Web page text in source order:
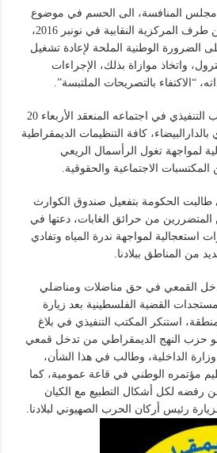
مجلس المنافسة، الى الحسم في موضوع
المحروقات المحال عليه من طرف المركزية النقابية في نونبر 2016،
الوطنية الملحة لإعادة تشغيل
واتخاذ موازاة بذلك، الإجراءات
“الاكتفاء بالتصريحات الملتبسة”.
وصلة بالموضوع، دعا المكتب التنفيذي في اجتماعه المنعقد الأربعاء 20
المركزي بالدارالبيضاء، كافة التنظيمات الديمقراطية
لمواجهة تغول الرأسمال الريعي
المكتسبات الاجتماعية والحقوقية.
طالبت الحكومة بتفعيل صندوق الكوارث
المتضررين من حرائق الغابات، دعتها في
استعجالية لمواجهة ندرة المياه وتفادي
من المناطق ببلادنا.
القمعي في حق مناضلات ومناضلي
القضية الفلسطينية بعد زيارة
استنكر المكتب التنفيذي في بلاغ
حزب النهج الديمقراطي من تدخل قمعي
الداخلية، وطالب في هذا الشأن،
مؤتمره الوطني في قاعة عمومية، كما
رفضه لكل أشكال التطبيع مع الكيان
رئيس أركان الحرب الصهيوني لبلادنا.